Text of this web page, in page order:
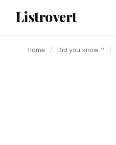
content
Listrovert
Home / Did you know ? /